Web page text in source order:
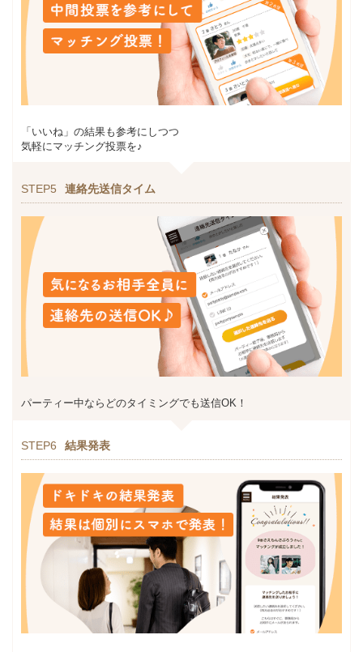
「いいね」の結果も参考にしつつ
気軽にマッチング投票を♪
STEP5 連絡先送信タイム
パーティー中ならどのタイミングでも送信OK！
STEP6 結果発表